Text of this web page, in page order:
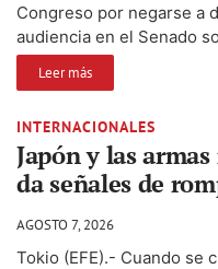
Congreso por negarse a
audiencia en el Senado
Leer más
INTERNACIONALES
Japón y las
da señales de
AGOSTO 7, 2026
Tokio (EFE).- Cuando se